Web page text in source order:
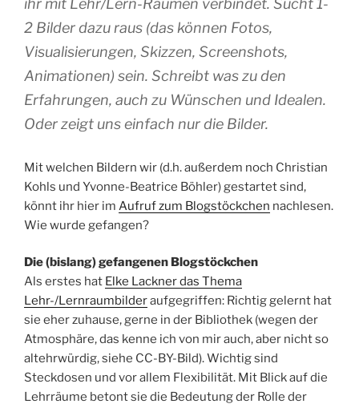
ihr mit Lehr/Lern-Räumen verbindet. Sucht 1-
2 Bilder dazu raus (das können Fotos,
Visualisierungen, Skizzen, Screenshots,
Animationen) sein. Schreibt was zu den
Erfahrungen, auch zu Wünschen und Idealen.
Oder zeigt uns einfach nur die Bilder.
Mit welchen Bildern wir (d.h. außerdem noch Christian
Kohls und Yvonne-Beatrice Böhler) gestartet sind,
könnt ihr hier im Aufruf zum Blogstöckchen nachlesen.
Wie wurde gefangen?
Die (bislang) gefangenen Blogstöckchen
Als erstes hat Elke Lackner das Thema
Lehr-/Lernraumbilderaufgegriffen: Richtig gelernt hat
sie eher zuhause, gerne in der Bibliothek (wegen der
Atmosphäre, das kenne ich von mir auch, aber nicht so
altehrwürdig, siehe CC-BY-Bild). Wichtig sind
Steckdosen und vor allem Flexibilität. Mit Blick auf die
Lehrräume betont sie die Bedeutung der Rolle der